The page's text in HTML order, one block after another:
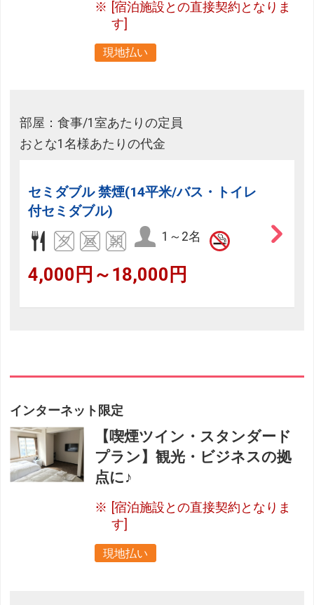
[宿泊施設との直接契約となりま
す]
現地払い
部屋：食事/1室あたりの定員
おとな1名様あたりの代金
セミダブル 禁煙(14平米/バス・トイレ
付セミダブル)
1～2名
4,000円～18,000円
インターネット限定
【喫煙ツイン・スタンダード
プラン】観光・ビジネスの拠
点に♪
[宿泊施設との直接契約となりま
す]
現地払い